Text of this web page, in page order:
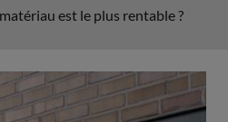
est le plus rentable ?